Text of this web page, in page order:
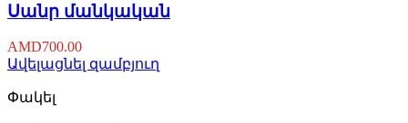
Սանր մանկական
AMD700.00
Ավելացնել զամբյուղ
Փակել